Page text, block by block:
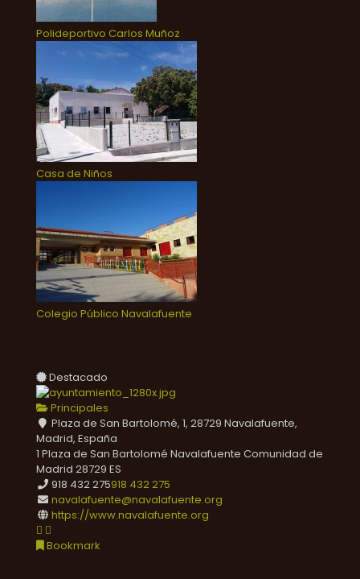
Polideportivo Carlos Muñoz
Casa de Niños
Colegio Público Navalafuente
Destacado
Principales
Plaza de San Bartolomé, 1, 28729 Navalafuente,
Madrid, España
1 Plaza de San Bartolomé Navalafuente Comunidad de
Madrid 28729 ES
918 432 275918 432 275
navalafuente@navalafuente.org
https://www.navalafuente.org
Bookmark